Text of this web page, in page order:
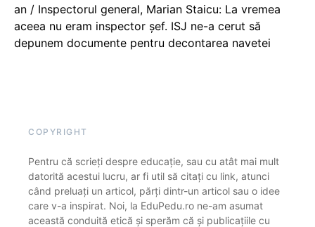
an / Inspectorul general, Marian Staicu: La vremea
aceea nu eram inspector șef. ISJ ne-a cerut să
depunem documente pentru decontarea navetei
COPYRIGHT
Pentru că scrieți despre educație, sau cu atât mai mult
datorită acestui lucru, ar fi util să citați cu link, atunci
când preluați un articol, părți dintr-un articol sau o idee
care v-a inspirat. Noi, la EduPedu.ro ne-am asumat
această conduită etică și sperăm că și publicațiile cu